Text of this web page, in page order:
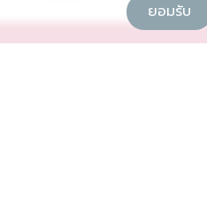
ยอมรับ